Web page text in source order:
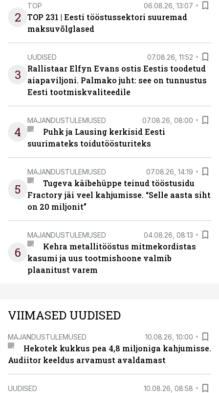
2
TOP 06.08.26, 13:07
TOP 231 | Eesti tööstussektori suuremad
maksuvõlglased
3
UUDISED 07.08.26, 11:52
Rallistaar Elfyn Evans ostis Eestis toodetud
aiapaviljoni. Palmako juht: see on tunnustus
Eesti tootmiskvaliteedile
4
MAJANDUSTULEMUSED 07.08.26, 08:00
Puhk ja Lausing kerkisid Eesti
suurimateks toidutöösturiteks
5
MAJANDUSTULEMUSED 07.08.26, 14:19
Tugeva käibehüppe teinud tööstusidu
Fractory jäi veel kahjumisse. “Selle aasta siht
on 20 miljonit”
6
MAJANDUSTULEMUSED 04.08.26, 08:13
Kehra metallitööstus mitmekordistas
kasumi ja uus tootmishoone valmib
plaanitust varem
VIIMASED UUDISED
MAJANDUSTULEMUSED 10.08.26, 10:00
Hekotek kukkus pea 4,8 miljoniga kahjumisse.
Audiitor keeldus arvamust avaldamast
UUDISED 10.08.26, 08:58